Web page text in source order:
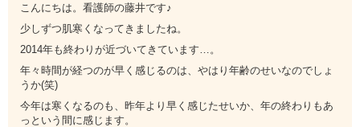
こんにちは。看護師の藤井です♪
少しずつ肌寒くなってきましたね。
2014年も終わりが近づいてきています…。
年々時間が経つのが早く感じるのは、やはり年齢のせいなのでしょ
うか(笑)
今年は寒くなるのも、昨年より早く感じたせいか、年の終わりもあ
っという間に感じます。